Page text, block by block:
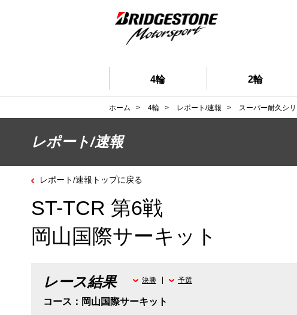
4輪 2輪
ホーム > 4輪 > レポート/速報 > スーパー耐久シ
レポート/速報
レポート/速報トップに戻る
ST-TCR 第6戦
岡山国際サーキット
レース結果
コース：岡山国際サーキット
決勝 予選